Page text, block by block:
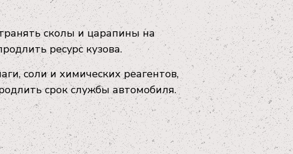
сколы и царапины на
ресурс кузова.
соли и химических реагентов,
срок службы автомобиля.